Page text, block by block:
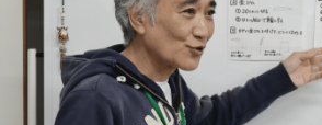
高知エリア
福岡エリ
佐賀エリア
長崎エリ
熊本エリア
大分エリ
宮崎エリア
鹿児島エ